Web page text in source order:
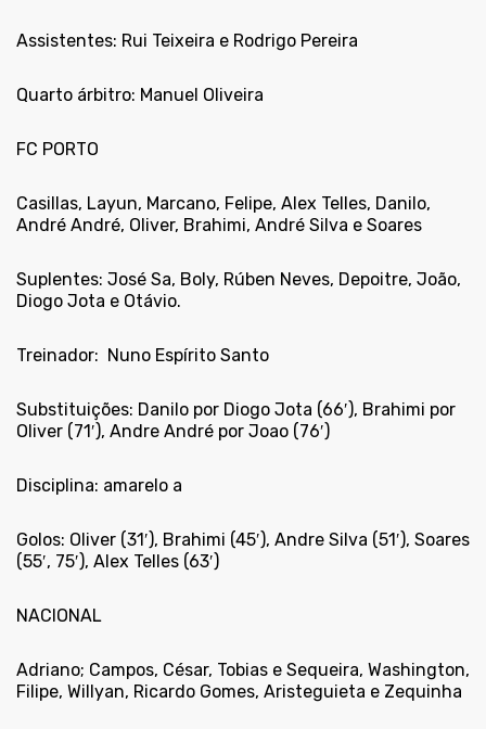
Assistentes: Rui Teixeira e Rodrigo Pereira
Quarto árbitro: Manuel Oliveira
FC PORTO
Casillas, Layun, Marcano, Felipe, Alex Telles, Danilo,
André André, Oliver, Brahimi, André Silva e Soares
Suplentes: José Sa, Boly, Rúben Neves, Depoitre, João,
Diogo Jota e Otávio.
Treinador: Nuno Espírito Santo
Substituições: Danilo por Diogo Jota (66′), Brahimi por
Oliver (71′), Andre André por Joao (76′)
Disciplina: amarelo a
Golos: Oliver (31′), Brahimi (45′), Andre Silva (51′), Soares
(55′, 75′), Alex Telles (63′)
NACIONAL
Adriano; Campos, César, Tobias e Sequeira, Washington,
Filipe, Willyan, Ricardo Gomes, Aristeguieta e Zequinha